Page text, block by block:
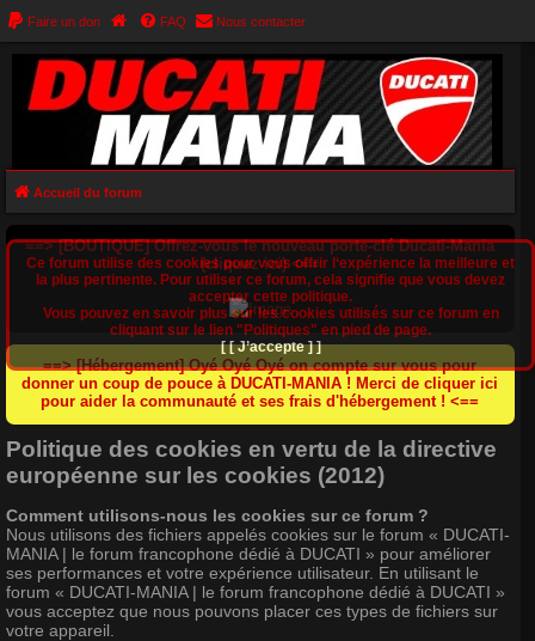
Faire un don FAQ Nous contacter
Accueil du forum
==> [BOUTIQUE] Offrez-vous le nouveau porte-clé Ducati-Mania
(cliquez ici) <==
==> [Hébergement] Oyé Oyé Oyé on compte sur vous pour
donner un coup de pouce à DUCATI-MANIA ! Merci de cliquer ici
pour aider la communauté et ses frais d'hébergement ! <==
Politique des cookies en vertu de la directive
européenne sur les cookies (2012)
Comment utilisons-nous les cookies sur ce forum ?
Nous utilisons des fichiers appelés cookies sur le forum « DUCATI-
MANIA | le forum francophone dédié à DUCATI » pour améliorer
ses performances et votre expérience utilisateur. En utilisant le
forum « DUCATI-MANIA | le forum francophone dédié à DUCATI »
vous acceptez que nous pouvons placer ces types de fichiers sur
votre appareil.
Ce forum utilise des cookies pour vous offrir l‘expérience la meilleure et
la plus pertinente. Pour utiliser ce forum, cela signifie que vous devez
accepter cette politique.
Vous pouvez en savoir plus sur les cookies utilisés sur ce forum en
cliquant sur le lien "Politiques" en pied de page.
[ [ J’accepte ] ]